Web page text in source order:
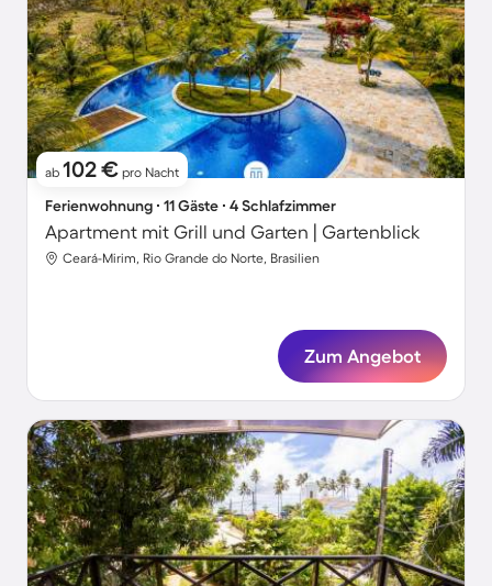
ab 102 € pro Nacht
Ferienwohnung ∙ 11 Gäste ∙ 4 Schlafzimmer
Apartment mit Grill und Garten | Gartenblick
Ceará-Mirim, Rio Grande do Norte, Brasilien
Zum Angebot